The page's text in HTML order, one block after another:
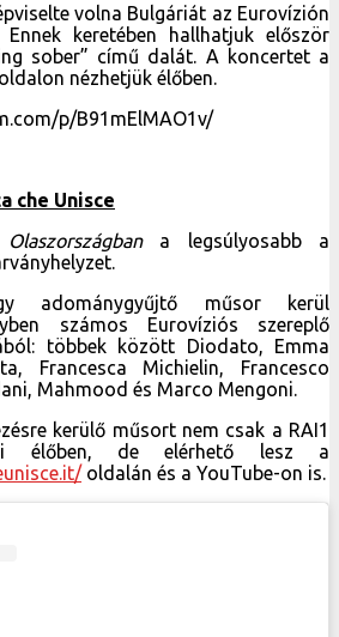
volna Bulgáriát az Eurovízión
keretében hallhatjuk először
sober” című dalát. A koncertet a
oldalon nézhetjük élőben.
p/B91mElMAO1v/
che Unisce
a legsúlyosabb a
adománygyűjtő műsor kerül
számos Eurovíziós szereplő
többek között Diodato, Emma
Francesca Michielin, Francesco
Mahmood és Marco Mengoni.
kerülő műsort nem csak a RAI1
élőben, de elérhető lesz a
oldalán és a YouTube-on is.